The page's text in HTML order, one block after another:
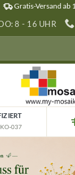
Gratis-Versand ab
8 - 16 UHR
037